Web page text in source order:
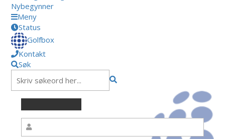
Nybegynner
Meny
Status
Golfbox
Kontakt
Søk